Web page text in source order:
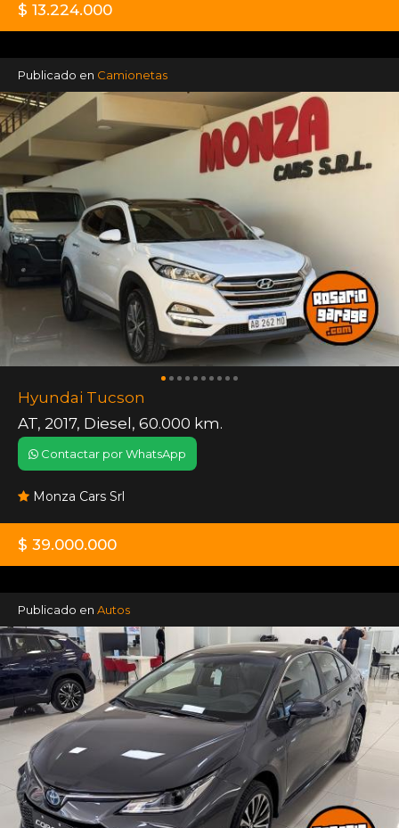
$ 13.224.000
Publicado en Camionetas
Hyundai Tucson
AT, 2017, Diesel , 60.000 km.
Contactar por WhatsApp
Monza Cars Srl
$ 39.000.000
Publicado en Autos